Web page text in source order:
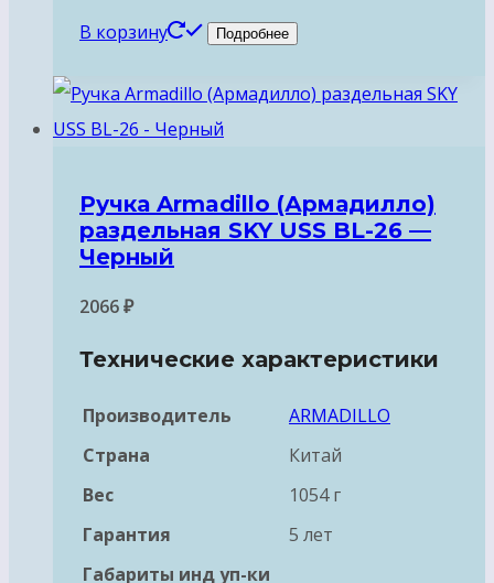
В корзину Подробнее
Ручка Armadillo (Армадилло)
раздельная SKY USS BL-26 —
Черный
2066₽
Технические характеристики
Производитель
ARMADILLO
Страна
Китай
Вес
1054 г
Гарантия
5 лет
Габариты инд уп-ки